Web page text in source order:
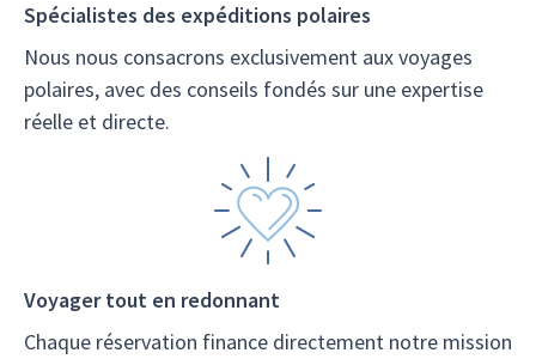
Spécialistes des expéditions polaires
Nous nous consacrons exclusivement aux voyages
polaires, avec des conseils fondés sur une expertise
réelle et directe.
Voyager tout en redonnant
Chaque réservation finance directement notre mission